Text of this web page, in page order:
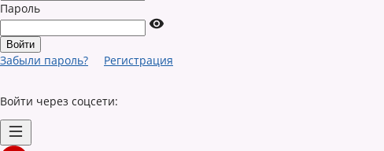
Пароль
Забыли пароль? Регистрация
Войти через соцсети: